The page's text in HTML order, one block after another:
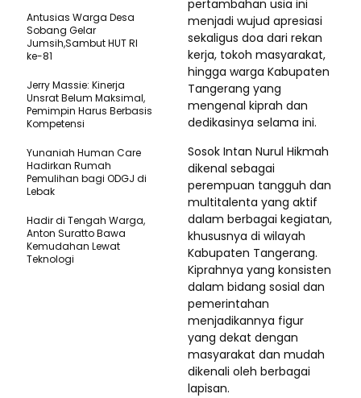
pertambahan usia ini
menjadi wujud apresiasi
sekaligus doa dari rekan
kerja, tokoh masyarakat,
hingga warga Kabupaten
Tangerang yang
mengenal kiprah dan
dedikasinya selama ini.
Sosok Intan Nurul Hikmah
dikenal sebagai
perempuan tangguh dan
multitalenta yang aktif
dalam berbagai kegiatan,
khususnya di wilayah
Kabupaten Tangerang.
Kiprahnya yang konsisten
dalam bidang sosial dan
pemerintahan
menjadikannya figur
yang dekat dengan
masyarakat dan mudah
dikenali oleh berbagai
lapisan.
Antusias Warga Desa
Sobang Gelar
Jumsih,Sambut HUT RI
ke-81
Jerry Massie: Kinerja
Unsrat Belum Maksimal,
Pemimpin Harus Berbasis
Kompetensi
Yunaniah Human Care
Hadirkan Rumah
Pemulihan bagi ODGJ di
Lebak
Hadir di Tengah Warga,
Anton Suratto Bawa
Kemudahan Lewat
Teknologi ​